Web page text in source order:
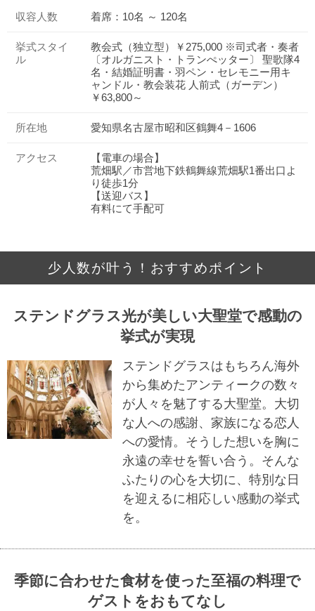
収容人数 着席：10名 ～ 120名
挙式スタイ
ル
教会式（独立型）￥275,000 ※司式者・奏者
〔オルガニスト・トランぺッター〕 聖歌隊4
名・結婚証明書・羽ペン・セレモニー用キ
ャンドル・教会装花 人前式（ガーデン）
￥63,800～
所在地 愛知県名古屋市昭和区鶴舞4－1606
アクセス
【電車の場合】
荒畑駅／市営地下鉄鶴舞線荒畑駅1番出口よ
り徒歩1分
【送迎バス】
有料にて手配可
少人数が叶う！おすすめポイント
ステンドグラス光が美しい大聖堂で感動の
挙式が実現
ステンドグラスはもちろん海外
から集めたアンティークの数々
が人々を魅了する大聖堂。大切
な人への感謝、家族になる恋人
への愛情。そうした想いを胸に
永遠の幸せを誓い合う。そんな
ふたりの心を大切に、特別な日
を迎えるに相応しい感動の挙式
を。
季節に合わせた食材を使った至福の料理で
ゲストをおもてなし